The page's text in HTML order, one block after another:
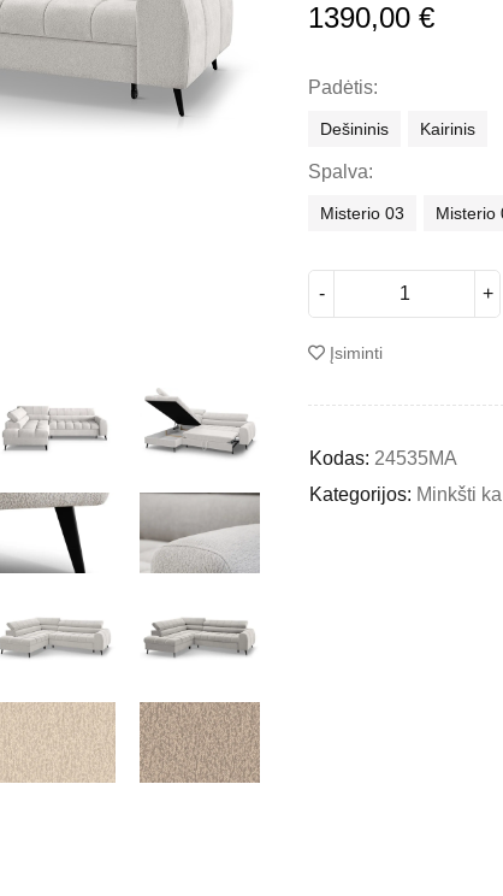
1390,00€
Padėtis
Dešininis Kairinis
Spalva
Misterio 03 Misterio
Įsiminti
Kodas: 24535MA
Kategorijos: Minkšti